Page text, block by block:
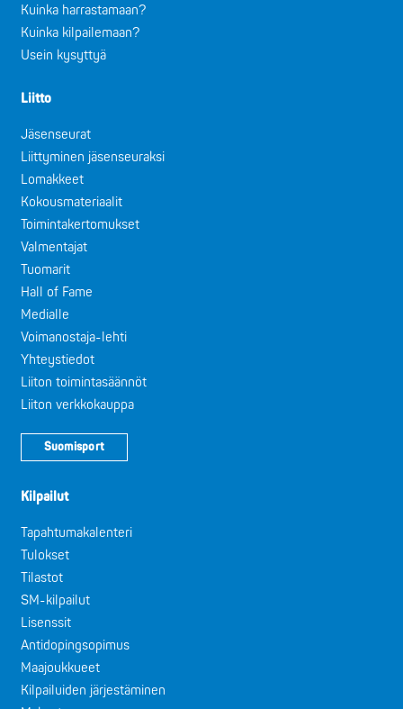
Kuinka harrastamaan?
Kuinka kilpailemaan?
Usein kysyttyä
Liitto
Jäsenseurat
Liittyminen jäsenseuraksi
Lomakkeet
Kokousmateriaalit
Toimintakertomukset
Valmentajat
Tuomarit
Hall of Fame
Medialle
Voimanostaja-lehti
Yhteystiedot
Liiton toimintasäännöt
Liiton verkkokauppa
Suomisport
Kilpailut
Tapahtumakalenteri
Tulokset
Tilastot
SM-kilpailut
Lisenssit
Antidopingsopimus
Maajoukkueet
Kilpailuiden järjestäminen